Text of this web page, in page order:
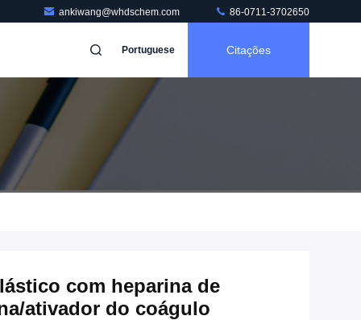
ankiwang@whdschem.com 86-0711-3702650
Portuguese Citações
com heparina de
ativador do coágulo